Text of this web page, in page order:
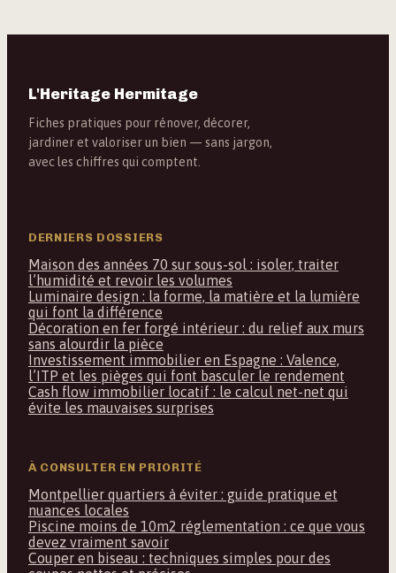
L'Heritage Hermitage
Fiches pratiques pour rénover, décorer,
jardiner et valoriser un bien — sans jargon,
avec les chiffres qui comptent.
DERNIERS DOSSIERS
Maison des années 70 sur sous-sol : isoler, traiter
l’humidité et revoir les volumes
Luminaire design : la forme, la matière et la lumière
qui font la différence
Décoration en fer forgé intérieur : du relief aux murs
sans alourdir la pièce
Investissement immobilier en Espagne : Valence,
l’ITP et les pièges qui font basculer le rendement
Cash flow immobilier locatif : le calcul net-net qui
évite les mauvaises surprises
À CONSULTER EN PRIORITÉ
Montpellier quartiers à éviter : guide pratique et
nuances locales
Piscine moins de 10m2 réglementation : ce que vous
devez vraiment savoir
Couper en biseau : techniques simples pour des